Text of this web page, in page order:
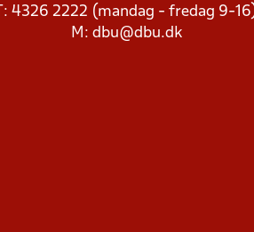
4326 2222 (mandag - fredag 9-
M: dbu@dbu.dk